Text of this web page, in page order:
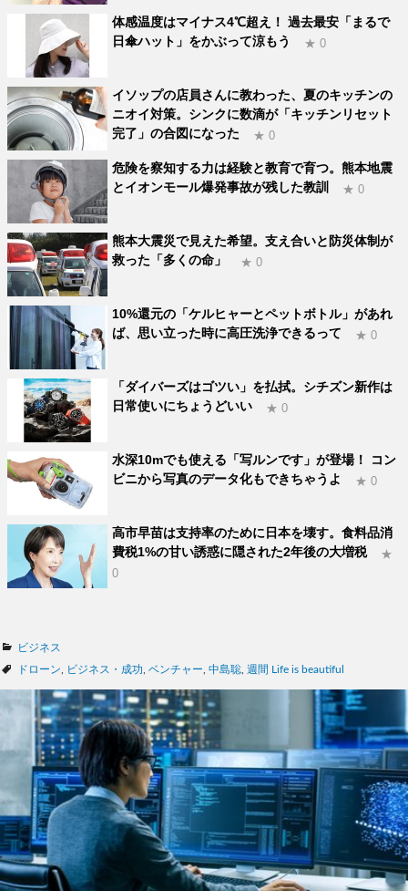
体感温度はマイナス4℃超え！ 過去最安「まるで
日傘ハット」をかぶって涼もう
★ 0
イソップの店員さんに教わった、夏のキッチンの
ニオイ対策。シンクに数滴が「キッチンリセット
完了」の合図になった
★ 0
危険を察知する力は経験と教育で育つ。熊本地震
とイオンモール爆発事故が残した教訓
★ 0
熊本大震災で見えた希望。支え合いと防災体制が
救った「多くの命」
★ 0
10%還元の「ケルヒャーとペットボトル」があれ
ば、思い立った時に高圧洗浄できるって
★ 0
「ダイバーズはゴツい」を払拭。シチズン新作は
日常使いにちょうどいい
★ 0
水深10mでも使える「写ルンです」が登場！ コン
ビニから写真のデータ化もできちゃうよ
★ 0
高市早苗は支持率のために日本を壊す。食料品消
費税1%の甘い誘惑に隠された2年後の大増税
★
0
カ
テ
ビジネス
タ
ドローン ビジネス・成功 ベンチャー 中島聡 週間 Life is beautiful